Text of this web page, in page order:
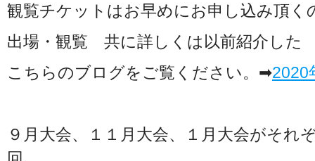
観覧チケットはお早めにお申し込み頂く
出場・観覧 共に詳しくは以前紹介した
こちらのブログをご覧ください。➡2020
９月大会、１１月大会、１月大会がそれ